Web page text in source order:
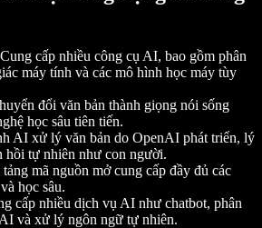
Cung cấp nhiều công cụ AI, bao gồm phân
máy tính và các mô hình học máy tùy
đổi văn bản thành giọng nói sống
học sâu tiên tiến.
AI xử lý văn bản do OpenAI phát triển, lý
hồi tự nhiên như con người.
mã nguồn mở cung cấp đầy đủ các
học sâu.
cấp nhiều dịch vụ AI như chatbot, phân
và xử lý ngôn ngữ tự nhiên.